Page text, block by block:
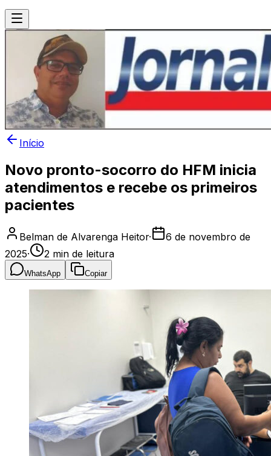
Início
Novo pronto-socorro do HFM inicia
atendimentos e recebe os primeiros
pacientes
Belman de Alvarenga Heitor·
6 de novembro de
2025· 2 min de leitura
WhatsApp Copiar